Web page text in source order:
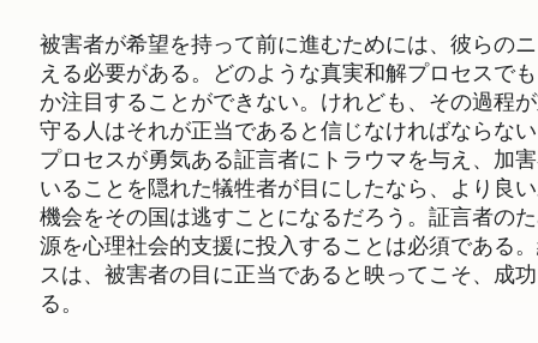
被害者が希望を持って前に進むためには、彼らの
える必要がある。どのような真実和解プロセスで
か注目することができない。けれども、その過程
守る人はそれが正当であると信じなければならな
プロセスが勇気ある証言者にトラウマを与え、加
いることを隠れた犠牲者が目にしたなら、より良
機会をその国は逃すことになるだろう。証言者の
源を心理社会的支援に投入することは必須である
スは、被害者の目に正当であると映ってこそ、成
る。